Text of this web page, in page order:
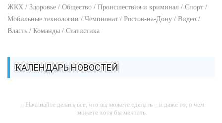
ЖКХ / Здоровье / Общество / Происшествия и криминал / Спорт /
Мобильные технологии / Чемпионат / Ростов-на-Дону / Видео /
Власть / Команды / Статистика
КАЛЕНДАРЬ НОВОСТЕЙ
-- Начинайте делать все, что вы можете сделать – и даже то, о чем
можете хотя бы мечтать.